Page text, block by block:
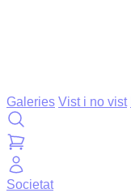
Galeries Vist i no vist
Societat